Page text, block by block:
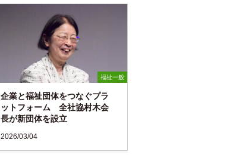
福祉一般
企業と福祉団体をつなぐプラ
ットフォーム 全社協村木会
長が新団体を設立
2026/03/04